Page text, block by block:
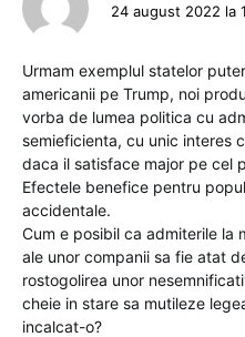
24 august 2022 la
Urmam exemplul statelor
americanii pe Trump, noi
vorba de lumea politica cu
semieficienta, cu unic interes
daca il satisface major pe cel
Efectele benefice pentru
accidentale.
Cum e posibil ca admiterile la
ale unor companii sa fie atat
rostogolirea unor
cheie in stare sa mutileze
incalcat-o?